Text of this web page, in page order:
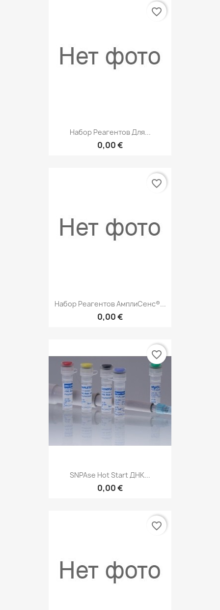
Набор Реагентов Для...
0,00 €
favorite_border
Набор Реагентов АмплиСенс®...
0,00 €
favorite_border
SNPAse Hot Start ДНК...
0,00 €
favorite_border
favorite_border